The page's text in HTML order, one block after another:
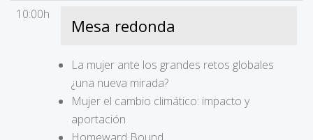
10:00h
Mesa redonda
La mujer ante los grandes retos globales
¿una nueva mirada?
Mujer el cambio climático: impacto y
aportación